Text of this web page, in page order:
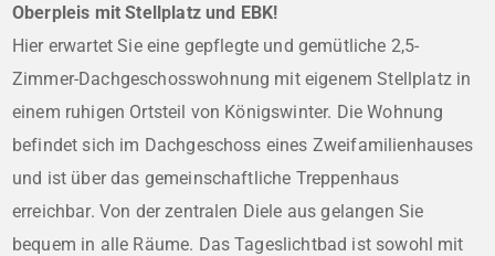
Oberpleis mit Stellplatz und EBK!
Hier erwartet Sie eine gepflegte und gemütliche 2,5-
Zimmer-Dachgeschosswohnung mit eigenem Stellplatz in
einem ruhigen Ortsteil von Königswinter. Die Wohnung
befindet sich im Dachgeschoss eines Zweifamilienhauses
und ist über das gemeinschaftliche Treppenhaus
erreichbar. Von der zentralen Diele aus gelangen Sie
bequem in alle Räume. Das Tageslichtbad ist sowohl mit